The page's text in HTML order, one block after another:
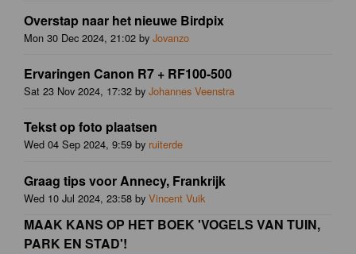
Overstap naar het nieuwe Birdpix
Mon 30 Dec 2024, 21:02 by Jovanzo
Ervaringen Canon R7 + RF100-500
Sat 23 Nov 2024, 17:32 by Johannes Veenstra
Tekst op foto plaatsen
Wed 04 Sep 2024, 9:59 by ruiterde
Graag tips voor Annecy, Frankrijk
Wed 10 Jul 2024, 23:58 by Vincent Vuik
MAAK KANS OP HET BOEK 'VOGELS VAN TUIN,
PARK EN STAD'!